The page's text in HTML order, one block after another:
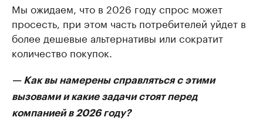
Мы ожидаем, что в 2026 году спрос может
просесть, при этом часть потребителей уйдет в
более дешевые альтернативы или сократит
количество покупок.
— Как вы намерены справляться с этими
вызовами и какие задачи стоят перед
компанией в 2026 году?